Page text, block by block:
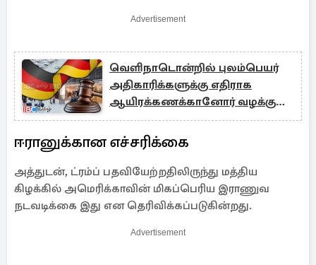
Advertisement
வெளிநாடொன்றில் புலம்பெயர்
அதிகாரிக்களுக்கு எதிராக
ஆயிரக்கணக்கானோர் வழக்கு
தாக்கல்
ஈரானுக்கான எச்சரிக்கை
அத்துடன், ட்ரம்ப் பதவியேற்றதிலிருந்து மத்திய
கிழக்கில் அமெரிக்காவின் மிகப்பெரிய இராணுவ
நடவடிக்கை இது என தெரிவிக்கப்படுகின்றது.
Advertisement